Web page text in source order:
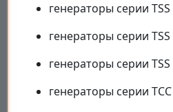
генераторы серии
генераторы серии
генераторы серии
генераторы серии